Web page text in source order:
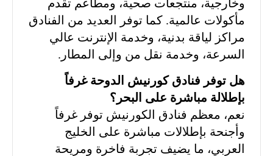
وخارجية، منتجعات صحية، ومطاعم تقدم
مأكولات عالمية. كما توفر العديد من الفنادق
مراكز لياقة بدنية، وخدمة الإنترنت عالي
السرعة، وخدمة نقل من وإلى المطار.
هل توفر فنادق كورنيش الدوحة غرفاً
بإطلالة مباشرة على البحر؟
نعم، معظم فنادق الكورنيش توفر غرفاً
وأجنحة بإطلالات مباشرة على الخليج
العربي، ما يضيف تجربة فاخرة ومريحة